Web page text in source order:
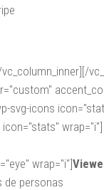
svg-icons
wrap="i"]
wrap="i"]
de personas